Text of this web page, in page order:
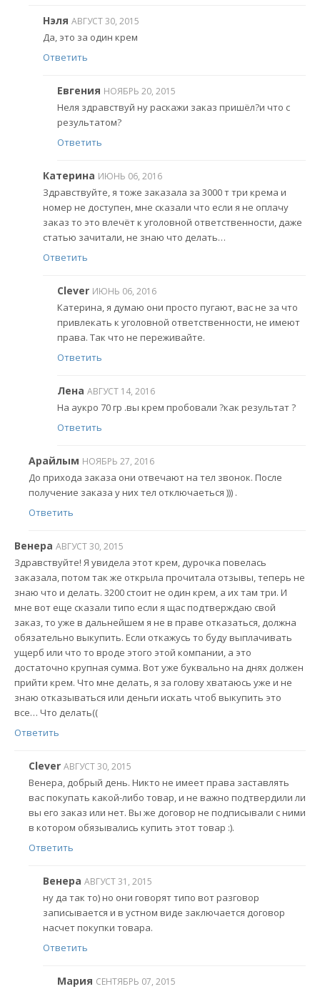
Нэля АВГУСТ 30, 2015
Да, это за один крем
Ответить
Евгения НОЯБРЬ 20, 2015
Неля здравствуй ну раскажи заказ пришёл?и что с
результатом?
Ответить
Катерина ИЮНЬ 06, 2016
Здравствуйте, я тоже заказала за 3000 т три крема и
номер не доступен, мне сказали что если я не оплачу
заказ то это влечёт к уголовной ответственности, даже
статью зачитали, не знаю что делать…
Ответить
Clever ИЮНЬ 06, 2016
Катерина, я думаю они просто пугают, вас не за что
привлекать к уголовной ответственности, не имеют
права. Так что не переживайте.
Ответить
Лена АВГУСТ 14, 2016
На аукро 70 гр .вы крем пробовали ?как результат ?
Ответить
Арайлым НОЯБРЬ 27, 2016
До прихода заказа они отвечают на тел звонок. После
получение заказа у них тел отключаеться ))) .
Ответить
Венера АВГУСТ 30, 2015
Здравствуйте! Я увидела этот крем, дурочка повелась
заказала, потом так же открыла прочитала отзывы, теперь не
знаю что и делать. 3200 стоит не один крем, а их там три. И
мне вот еще сказали типо если я щас подтверждаю свой
заказ, то уже в дальнейшем я не в праве отказаться, должна
обязательно выкупить. Если откажусь то буду выплачивать
ущерб или что то вроде этого этой компании, а это
достаточно крупная сумма. Вот уже буквально на днях должен
прийти крем. Что мне делать, я за голову хватаюсь уже и не
знаю отказываться или деньги искать чтоб выкупить это
все… Что делать((
Ответить
Clever АВГУСТ 30, 2015
Венера, добрый день. Никто не имеет права заставлять
вас покупать какой-либо товар, и не важно подтвердили ли
вы его заказ или нет. Вы же договор не подписывали с ними
в котором обязывались купить этот товар :).
Ответить
Венера АВГУСТ 31, 2015
ну да так то) но они говорят типо вот разговор
записывается и в устном виде заключается договор
насчет покупки товара.
Ответить
Мария СЕНТЯБРЬ 07, 2015